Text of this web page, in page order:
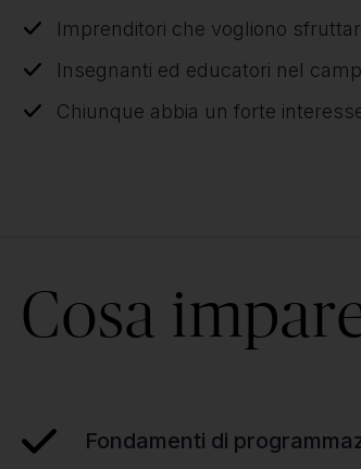
Imprenditori che vogliono
Insegnanti ed educatori nel
Chiunque abbia un forte
Cosa
Fondamenti di